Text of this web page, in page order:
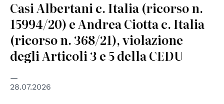
Casi Albertani c. Italia (ricorso n.
15994/20) e Andrea Ciotta c. Italia
(ricorso n. 368/21), violazione
degli Articoli 3 e 5 della CEDU
28.07.2026